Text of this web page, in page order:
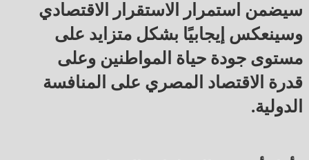
سيضمن استمرار الاستقرار الاقتصادي
وسينعكس إيجابيًا بشكل متزايد على
مستوى جودة حياة المواطنين وعلى
قدرة الاقتصاد المصري على المنافسة
الدولية.